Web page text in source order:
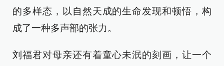
的多样态，以自然天成的生命发现和顿悟，构
成了一种多声部的张力。
刘福君对母亲还有着童心未泯的刻画，让一个